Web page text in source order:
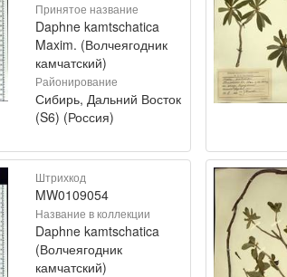
Принятое название
Daphne kamtschatica
Maxim. (Волчеягодник
камчатский)
Районирование
Сибирь, Дальний Восток
(S6) (Россия)
Штрихкод
MW0109054
Название в коллекции
Daphne kamtschatica
(Волчеягодник
камчатский)